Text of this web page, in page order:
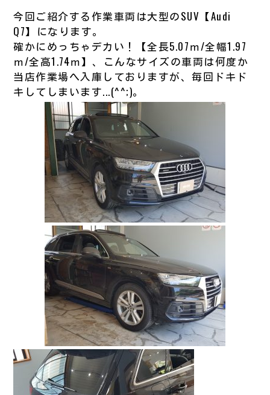
今回ご紹介する作業車両は大型のSUV【Audi
Q7】になります。
確かにめっちゃデカい！【全長5.07ｍ/全幅1.97
ｍ/全高1.74ｍ】、こんなサイズの車両は何度か
当店作業場へ入庫しておりますが、毎回ドキド
キしてしまいます...(^^;)。